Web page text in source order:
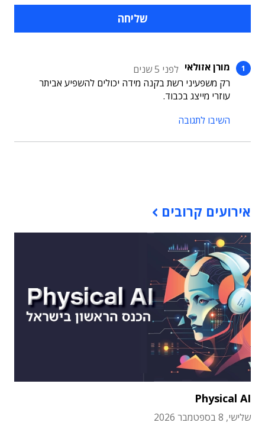
מורן אזולאי לפני 5 שנים
רק משפעיני רשת בקנה מידה יכולים להשפיע אביתר
עוזרי מייצג בכבוד.
השיבו לתגובה
אירועים קרובים
Physical AI
שלישי, 8 בספטמבר 2026